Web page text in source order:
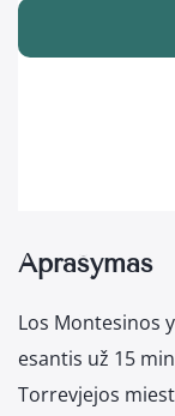
Aprašymas
Los Montesinos
esantis už 15
Torrevjejos